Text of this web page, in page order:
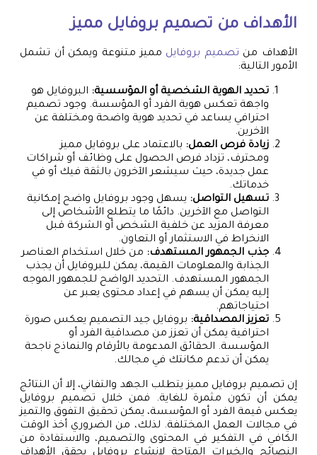
الأهداف من تصميم بروفايل مميز
الأهداف من تصميم بروفايل مميز متنوعة ويمكن أن تشمل
الأمور التالية:
تحديد الهوية الشخصية أو المؤسسية: البروفايل هو
واجهة تعكس هوية الفرد أو المؤسسة. وجود تصميم
احترافي يساعد في تحديد هوية واضحة ومختلفة عن
الآخرين.
زيادة فرص العمل: بالاعتماد على بروفايل مميز
ومحترف، تزداد فرص الحصول على وظائف أو شراكات
عمل جديدة، حيث سيشعر الآخرون بالثقة فيك أو في
خدماتك.
تسهيل التواصل: يسهل وجود بروفايل واضح إمكانية
التواصل مع الآخرين. دائمًا ما يتطلع الأشخاص إلى
معرفة المزيد عن خلفية الشخص أو الشركة قبل
الانخراط في الاستثمار أو التعاون.
جذب الجمهور المستهدف: من خلال استخدام العناصر
الجذابة والمعلومات القيمة، يمكن للبروفايل أن يجذب
الجمهور المستهدف. التحديد الواضح للجمهور الموجه
إليه يمكن أن يسهم في إعداد محتوى يعبر عن
احتياجاتهم.
تعزيز المصداقية: بروفايل جيد التصميم يعكس صورة
احترافية يمكن أن تعزز من مصداقية الفرد أو
المؤسسة. الحقائق المدعومة بالأرقام والنماذج ناجحة
يمكن أن تدعم مكانتك في مجالك.
إن تصميم بروفايل مميز يتطلب الجهد والتفاني، إلا أن النتائج
يمكن أن تكون مثمرة للغاية. فمن خلال تصميم بروفايل
يعكس قيمة الفرد أو المؤسسة، يمكن تحقيق التفوق والتميز
في مجالات العمل المختلفة. لذلك، من الضروري أخذ الوقت
الكافي في التفكير في المحتوى والتصميم، والاستفادة من